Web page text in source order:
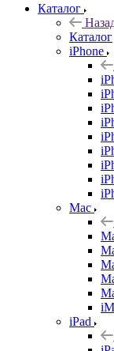
Каталог
Каталог
iPhone
Mac
iPad